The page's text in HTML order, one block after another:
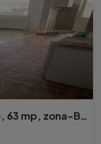
Apartament 3 camere, 63 mp, zona-Beclean